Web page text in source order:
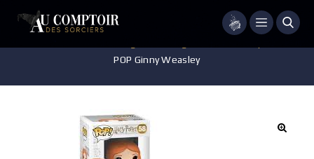
Menu
POP Ginny Weasley